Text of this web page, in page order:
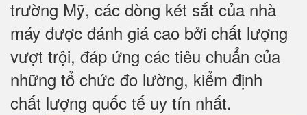
trường Mỹ, các dòng két sắt của nhà
máy được đánh giá cao bởi chất lượng
vượt trội, đáp ứng các tiêu chuẩn của
những tổ chức đo lường, kiểm định
chất lượng quốc tế uy tín nhất.